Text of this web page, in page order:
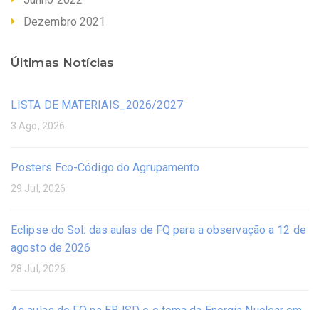
Dezembro 2021
Últimas Notícias
LISTA DE MATERIAIS_2026/2027
3 Ago, 2026
Posters Eco-Código do Agrupamento
29 Jul, 2026
Eclipse do Sol: das aulas de FQ para a observação a 12 de
agosto de 2026
28 Jul, 2026